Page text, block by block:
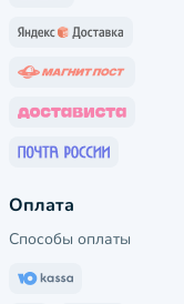
Оплата
Способы оплаты